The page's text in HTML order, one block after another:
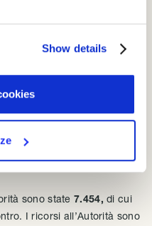
Show details
nel 2018 sono
attività di questo
sono state 7.454, di cui
I ricorsi all’Autorità sono